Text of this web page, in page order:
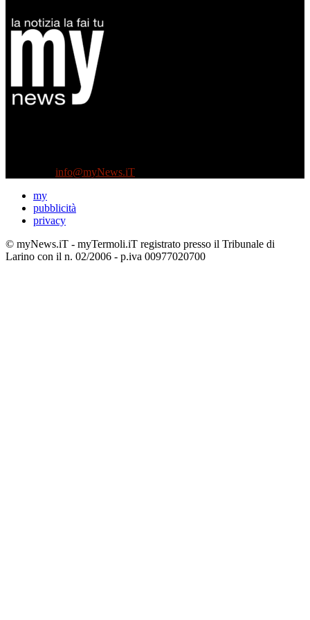
info@myNews.iT
my
pubblicità
privacy
© myNews.iT - myTermoli.iT registrato presso il Tribunale di
Larino con il n. 02/2006 - p.iva 00977020700